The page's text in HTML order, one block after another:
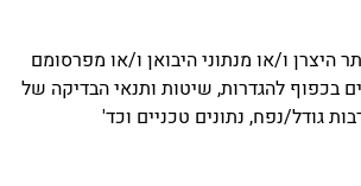
היצרן ו/או מנתוני היבואן ו/או מפרסומם
בכפוף להגדרות, שיטות ותנאי הבדיקה של
גודל/נפח, נתונים טכניים וכד'